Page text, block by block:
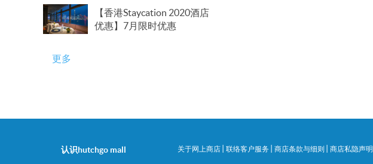
【香港Staycation 2020酒店
优惠】7月限时优惠
更多
认识hutchgo mall 关于网上商店 联络客户服务 商店条款与细则 商店私隐声明